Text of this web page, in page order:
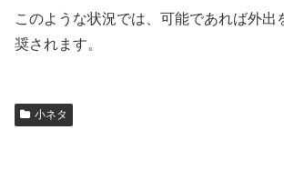
このような状況では、可能であれば外出
奨されます。
小ネタ